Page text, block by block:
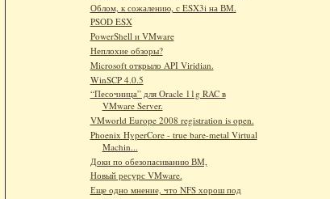
Облом, к сожалению, с ESX3i на ВМ.
PSOD ESX
PowerShell и VMware
Неплохие обзоры?
Microsoft открыло API Viridian.
WinSCP 4.0.5
“Песочница” для Oracle 11g RAC в
VMware Server.
VMworld Europe 2008 registration is open.
Phoenix HyperCore - true bare-metal Virtual
Machin...
Доки по обезопасиванию ВМ,
Новый ресурс VMware.
Еще одно мнение, что NFS хорош под